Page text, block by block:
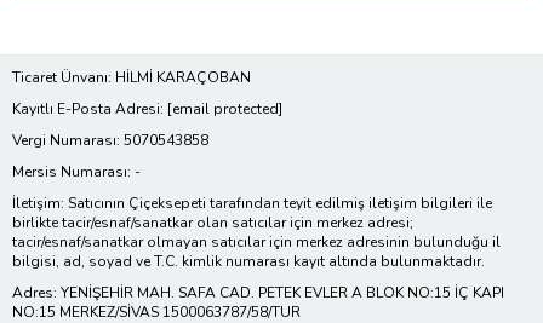
Ticaret Ünvanı: HİLMİ KARAÇOBAN
Kayıtlı E-Posta Adresi: [email protected]
Vergi Numarası: 5070543858
Mersis Numarası: -
İletişim: Satıcının Çiçeksepeti tarafından teyit edilmiş iletişim bilgileri ile
birlikte tacir/esnaf/sanatkar olan satıcılar için merkez adresi;
tacir/esnaf/sanatkar olmayan satıcılar için merkez adresinin bulunduğu il
bilgisi, ad, soyad ve T.C. kimlik numarası kayıt altında bulunmaktadır.
Adres: YENİŞEHİR MAH. SAFA CAD. PETEK EVLER A BLOK NO:15 İÇ KAPI
NO:15 MERKEZ/SİVAS 1500063787/58/TUR